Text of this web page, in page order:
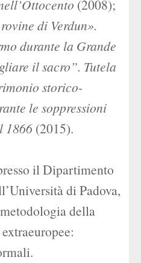
(2008);
di Verdun».
durante la Grande
il sacro”. Tutela
storico-
le soppressioni
1866 (2015).
il Dipartimento
di Padova,
della